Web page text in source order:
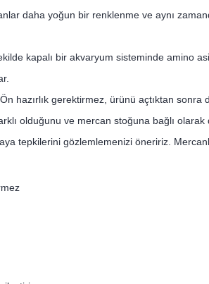
daha yoğun bir renklenme ve aynı
kapalı bir akvaryum sisteminde amino
hazırlık gerektirmez, ürünü açtıktan
olduğunu ve mercan stoğuna bağlı
tepkilerini gözlemlemenizi öneririz.